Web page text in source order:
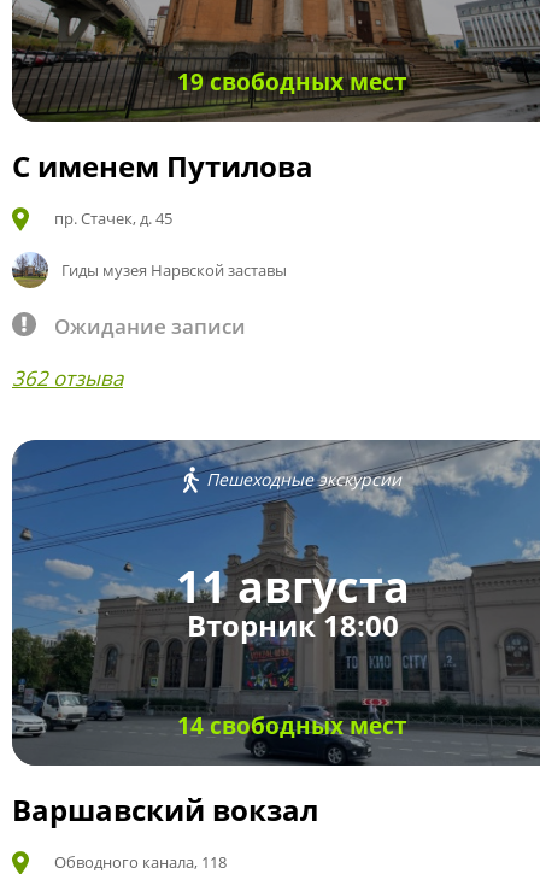
19 свободных мест
С именем Путилова
пр. Стачек, д. 45
Гиды музея Нарвской заставы
Ожидание записи
362 отзыва
Пешеходные экскурсии
11 августа
Вторник 18:00
14 свободных мест
Варшавский вокзал
Обводного канала, 118